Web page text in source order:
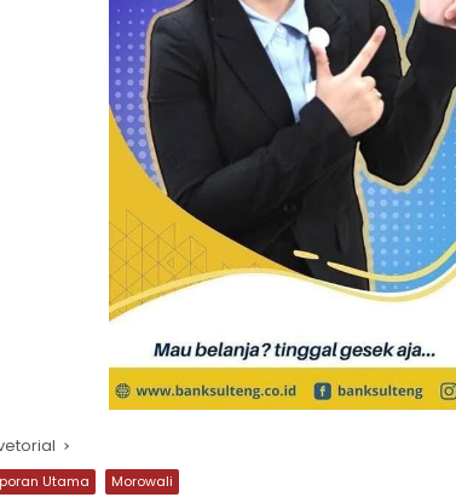
Utama Morowali